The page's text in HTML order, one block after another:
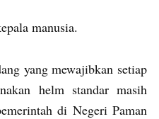
manusia.
yang mewajibkan setiap
helm standar masih
di Negeri Paman